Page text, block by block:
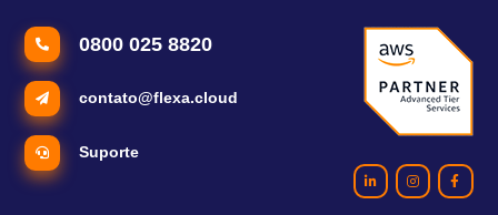
0800 025 8820
contato@flexa.cloud
Suporte